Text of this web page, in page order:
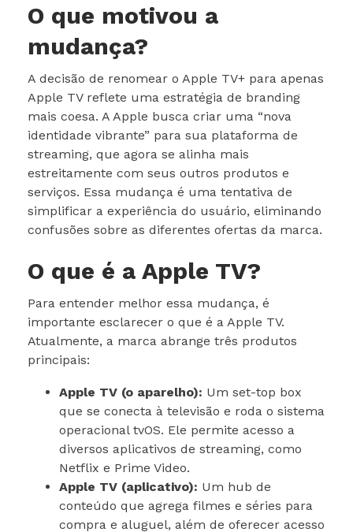
O que motivou a
mudança?
A decisão de renomear o Apple TV+ para apenas
Apple TV reflete uma estratégia de branding
mais coesa. A Apple busca criar uma “nova
identidade vibrante” para sua plataforma de
streaming, que agora se alinha mais
estreitamente com seus outros produtos e
serviços. Essa mudança é uma tentativa de
simplificar a experiência do usuário, eliminando
confusões sobre as diferentes ofertas da marca.
O que é a Apple TV?
Para entender melhor essa mudança, é
importante esclarecer o que é a Apple TV.
Atualmente, a marca abrange três produtos
principais:
Apple TV (o aparelho): Um set-top box
que se conecta à televisão e roda o sistema
operacional tvOS. Ele permite acesso a
diversos aplicativos de streaming, como
Netflix e Prime Video.
Apple TV (aplicativo): Um hub de
conteúdo que agrega filmes e séries para
compra e aluguel, além de oferecer acesso